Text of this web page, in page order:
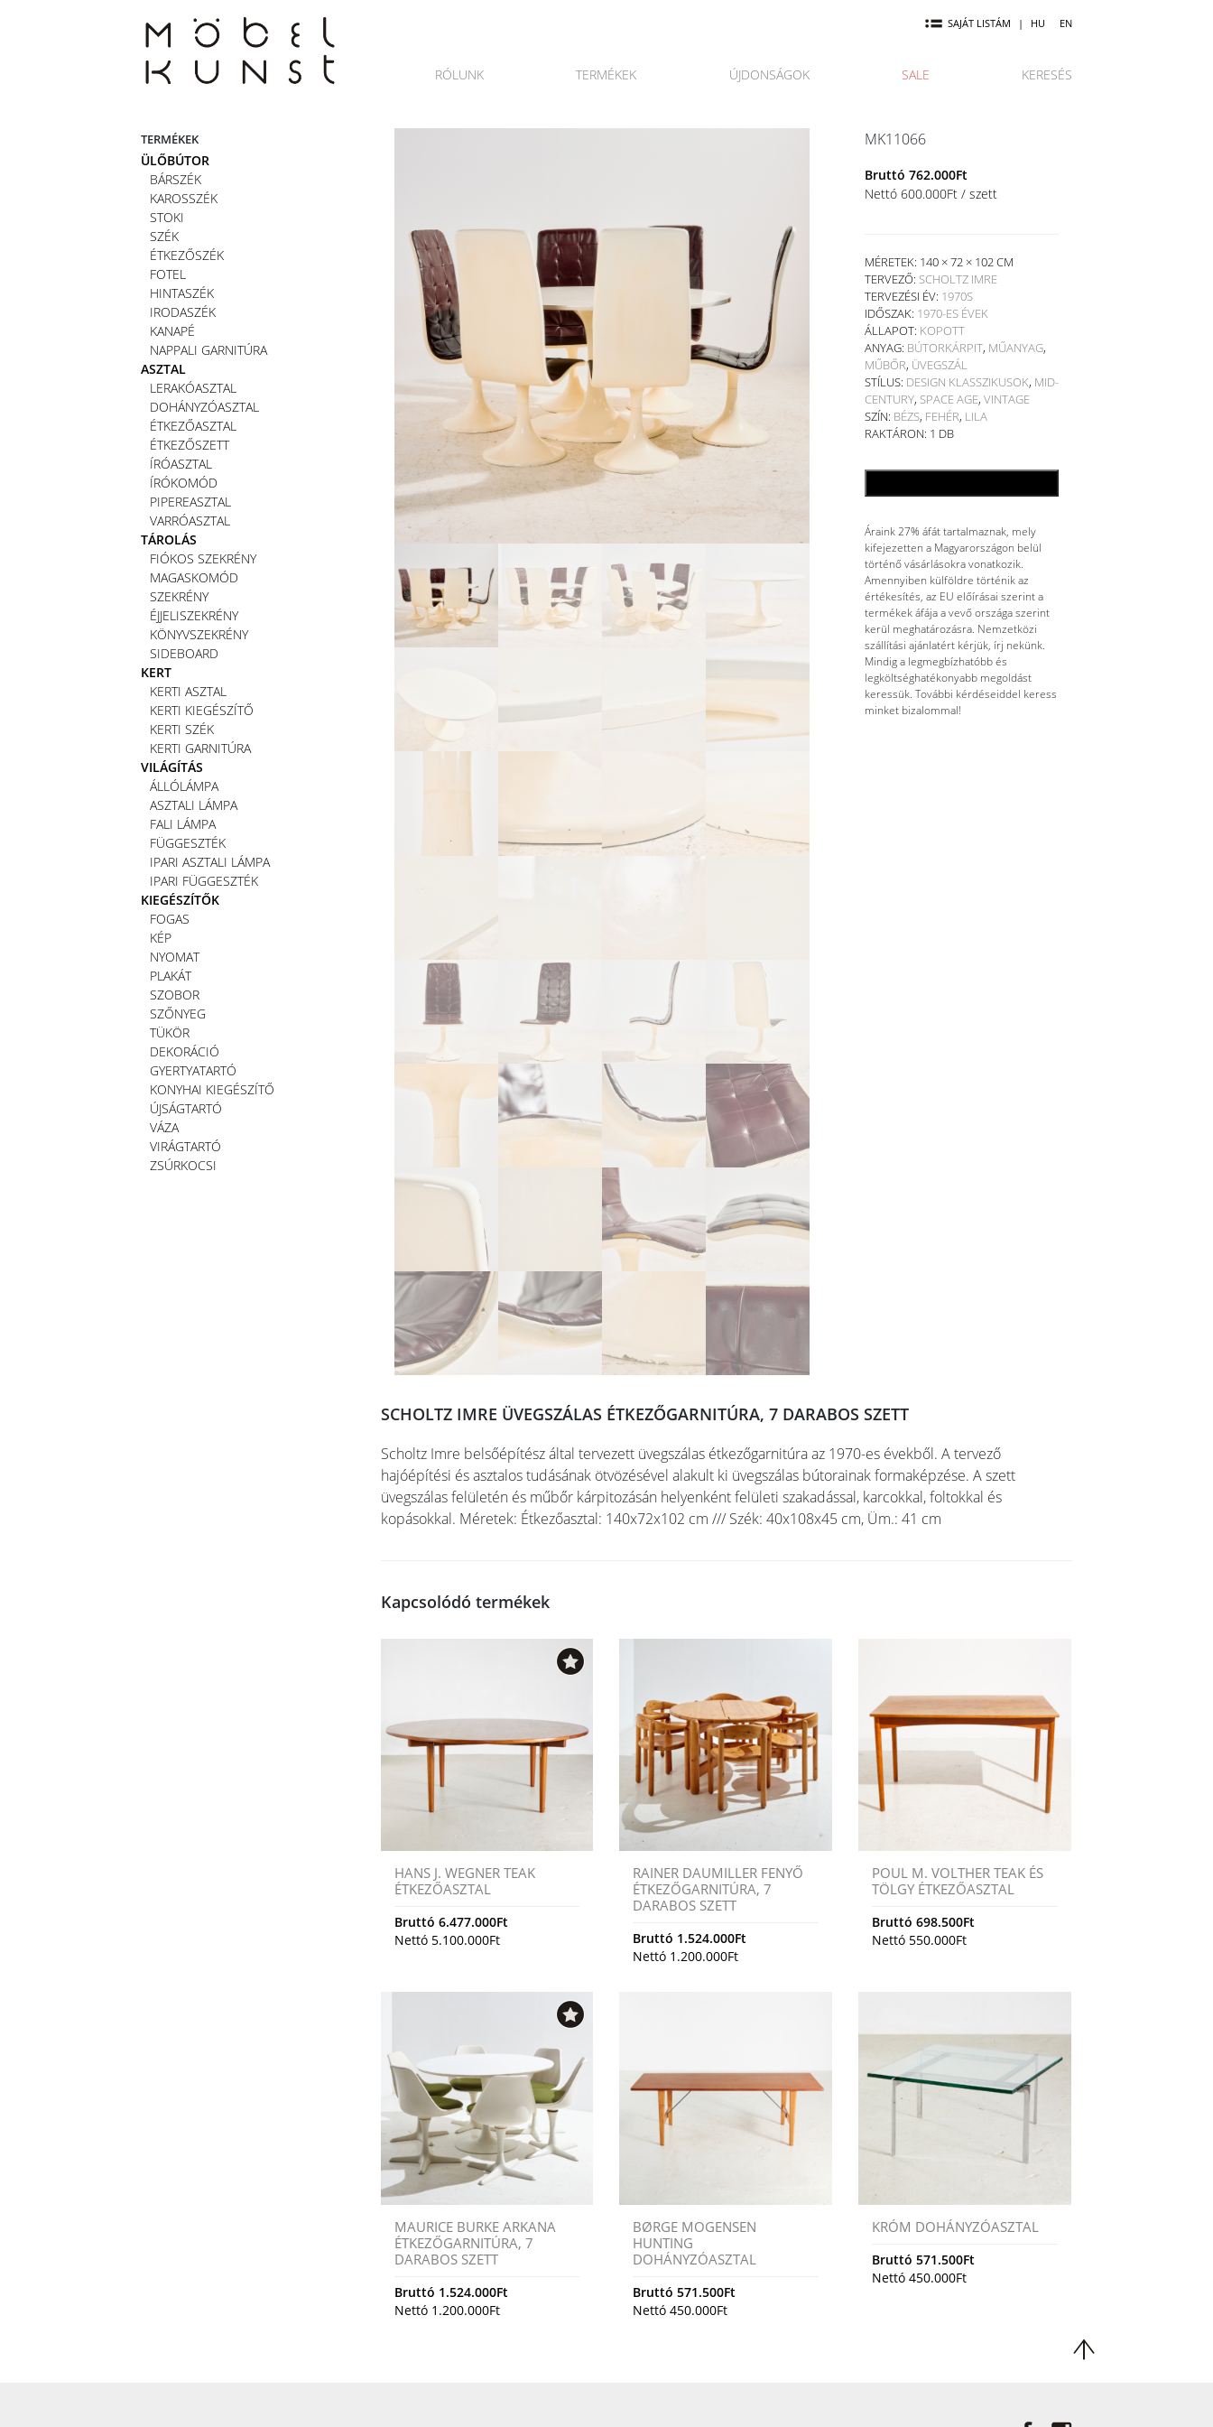
SAJÁT LISTÁM | HU EN
RÓLUNK TERMÉKEK ÚJDONSÁGOK SALE KERESÉS
TERMÉKEK
ÜLŐBÚTOR
BÁRSZÉK
KAROSSZÉK
STOKI
SZÉK
ÉTKEZŐSZÉK
FOTEL
HINTASZÉK
IRODASZÉK
KANAPÉ
NAPPALI GARNITÚRA
ASZTAL
LERAKÓASZTAL
DOHÁNYZÓASZTAL
ÉTKEZŐASZTAL
ÉTKEZŐSZETT
ÍRÓASZTAL
ÍRÓKOMÓD
PIPEREASZTAL
VARRÓASZTAL
TÁROLÁS
FIÓKOS SZEKRÉNY
MAGASKOMÓD
SZEKRÉNY
ÉJJELISZEKRÉNY
KÖNYVSZEKRÉNY
SIDEBOARD
KERT
KERTI ASZTAL
KERTI KIEGÉSZÍTŐ
KERTI SZÉK
KERTI GARNITÚRA
VILÁGÍTÁS
ÁLLÓLÁMPA
ASZTALI LÁMPA
FALI LÁMPA
FÜGGESZTÉK
IPARI ASZTALI LÁMPA
IPARI FÜGGESZTÉK
KIEGÉSZÍTŐK
FOGAS
KÉP
NYOMAT
PLAKÁT
SZOBOR
SZŐNYEG
TÜKÖR
DEKORÁCIÓ
GYERTYATARTÓ
KONYHAI KIEGÉSZÍTŐ
ÚJSÁGTARTÓ
VÁZA
VIRÁGTARTÓ
ZSÚRKOCSI
MK11066
Bruttó 762.000Ft
Nettó 600.000Ft / szett
MÉRETEK: 140 × 72 × 102 CM
TERVEZŐ: SCHOLTZ IMRE
TERVEZÉSI ÉV: 1970S
IDŐSZAK: 1970-ES ÉVEK
ÁLLAPOT: KOPOTT
ANYAG: BÚTORKÁRPIT, MŰANYAG,
MŰBŐR, ÜVEGSZÁL
STÍLUS: DESIGN KLASSZIKUSOK, MID-
CENTURY, SPACE AGE, VINTAGE
SZÍN: BÉZS, FEHÉR, LILA
RAKTÁRON: 1 DB
Áraink 27% áfát tartalmaznak, mely
kifejezetten a Magyarországon belül
történő vásárlásokra vonatkozik.
Amennyiben külföldre történik az
értékesítés, az EU előírásai szerint a
termékek áfája a vevő országa szerint
kerül meghatározásra. Nemzetközi
szállítási ajánlatért kérjük, írj nekünk.
Mindig a legmegbízhatóbb és
legköltséghatékonyabb megoldást
keressük. További kérdéseiddel keress
minket bizalommal!
SCHOLTZ IMRE ÜVEGSZÁLAS ÉTKEZŐGARNITÚRA, 7 DARABOS SZETT
Scholtz Imre belsőépítész által tervezett üvegszálas étkezőgarnitúra az 1970-es évekből. A tervező
hajóépítési és asztalos tudásának ötvözésével alakult ki üvegszálas bútorainak formaképzése. A szett
üvegszálas felületén és műbőr kárpitozásán helyenként felületi szakadással, karcokkal, foltokkal és
kopásokkal. Méretek: Étkezőasztal: 140x72x102 cm /// Szék: 40x108x45 cm, Üm.: 41 cm
Kapcsolódó termékek
HANS J. WEGNER TEAK
ÉTKEZŐASZTAL
Bruttó 6.477.000Ft
Nettó 5.100.000Ft
RAINER DAUMILLER FENYŐ
ÉTKEZŐGARNITÚRA, 7
DARABOS SZETT
Bruttó 1.524.000Ft
Nettó 1.200.000Ft
POUL M. VOLTHER TEAK ÉS
TÖLGY ÉTKEZŐASZTAL
Bruttó698.500Ft
Nettó 550.000Ft
MAURICE BURKE ARKANA
ÉTKEZŐGARNITÚRA, 7
DARABOS SZETT
Bruttó 1.524.000Ft
Nettó 1.200.000Ft
BØRGE MOGENSEN
HUNTING
DOHÁNYZÓASZTAL
Bruttó571.500Ft
Nettó450.000Ft
KRÓM DOHÁNYZÓASZTAL
Bruttó571.500Ft
Nettó450.000Ft